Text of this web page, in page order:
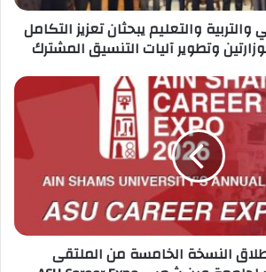
والتربية والتعليم يبحثان تعزيز التكامل
وتطوير آليات التنسيق المشترك
انطلاق النسخة الخامسة من الملتقى